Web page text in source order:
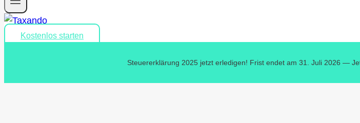
Kostenlos starten
Steuererklärung 2025 jetzt erledigen! Frist endet am 31. Juli 2026 —